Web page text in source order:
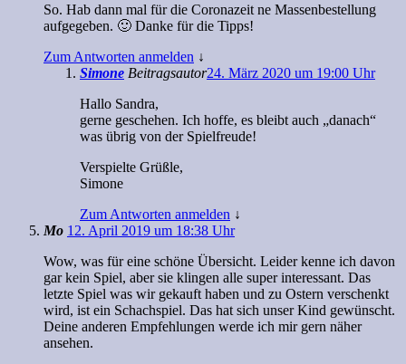
So. Hab dann mal für die Coronazeit ne Massenbestellung
aufgegeben. 🙂 Danke für die Tipps!
Zum Antworten anmelden ↓
Simone Beitragsautor24. März 2020 um 19:00 Uhr
Hallo Sandra,
gerne geschehen. Ich hoffe, es bleibt auch „danach“
was übrig von der Spielfreude!
Verspielte Grüßle,
Simone
Zum Antworten anmelden ↓
Mo 12. April 2019 um 18:38 Uhr
Wow, was für eine schöne Übersicht. Leider kenne ich davon
gar kein Spiel, aber sie klingen alle super interessant. Das
letzte Spiel was wir gekauft haben und zu Ostern verschenkt
wird, ist ein Schachspiel. Das hat sich unser Kind gewünscht.
Deine anderen Empfehlungen werde ich mir gern näher
ansehen.